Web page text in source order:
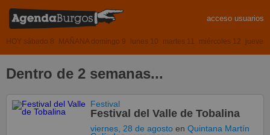
acceso usuarios
HOY sábado 8 MAÑANA domingo 9 lunes 10 martes 11 miércoles 12 jueves
Dentro de 2 semanas...
Festival
Festival del Valle de Tobalina
viernes, 28 de agosto enQuintana Martín